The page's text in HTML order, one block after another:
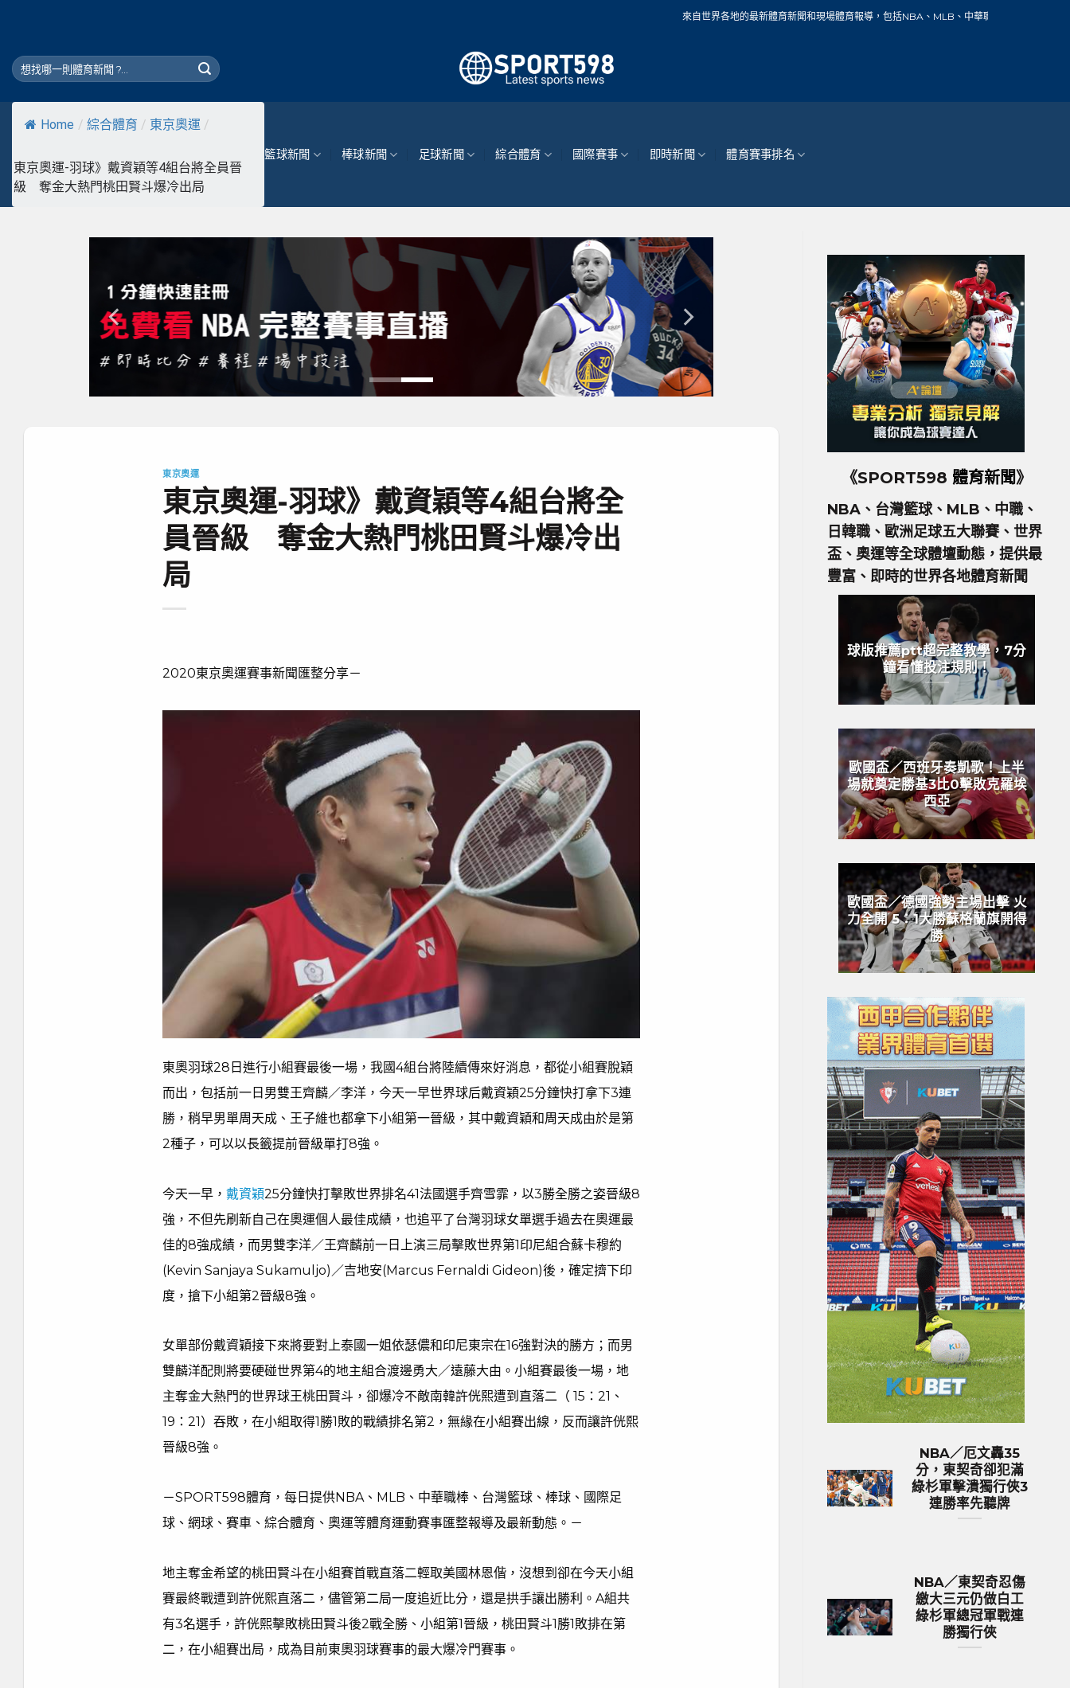
來自世界各地的最新體育新聞和現場體育報導，包括NBA、MLB、中華職棒、籃球、網球、足球、賽車、
Home / 綜合體育 / 東京奧運 /
東京奧運-羽球》戴資穎等4組台將全員晉
級 奪金大熱門桃田賢斗爆冷出局
籃球新聞 棒球新聞 足球新聞 綜合體育 國際賽事 即時新聞 體育賽事排名
東京奧運
東京奧運-羽球》戴資穎等4組台將全
員晉級 奪金大熱門桃田賢斗爆冷出
局
2020東京奧運賽事新聞匯整分享－
東奧羽球28日進行小組賽最後一場，我國4組台將陸續傳來好消息，都從小組賽脫穎
而出，包括前一日男雙王齊麟／李洋，今天一早世界球后戴資穎25分鐘快打拿下3連
勝，稍早男單周天成、王子維也都拿下小組第一晉級，其中戴資穎和周天成由於是第
2種子，可以以長籤提前晉級單打8強。
今天一早， 戴資穎25分鐘快打擊敗世界排名41法國選手齊雪霏，以3勝全勝之姿晉級8
強，不但先刷新自己在奧運個人最佳成績，也追平了台灣羽球女單選手過去在奧運最
佳的8強成績，而男雙李洋／王齊麟前一日上演三局擊敗世界第1印尼組合蘇卡穆約
(Kevin Sanjaya Sukamuljo)／吉地安(Marcus Fernaldi Gideon)後，確定擠下印
度，搶下小組第2晉級8強。
女單部份戴資穎接下來將要對上泰國一姐依瑟儂和印尼東宗在16強對決的勝方；而男
雙麟洋配則將要硬碰世界第4的地主組合渡邊勇大／遠藤大由。小組賽最後一場，地
主奪金大熱門的世界球王桃田賢斗，卻爆冷不敵南韓許侊熙遭到直落二（ 15：21、
19：21）吞敗，在小組取得1勝1敗的戰績排名第2，無緣在小組賽出線，反而讓許侊熙
晉級8強。
－SPORT598體育，每日提供NBA、MLB、中華職棒、台灣籃球、棒球、國際足
球、網球、賽車、綜合體育、奧運等體育運動賽事匯整報導及最新動態。－
地主奪金希望的桃田賢斗在小組賽首戰直落二輕取美國林恩偕，沒想到卻在今天小組
賽最終戰遭到許侊熙直落二，儘管第二局一度追近比分，還是拱手讓出勝利。A組共
有3名選手，許侊熙擊敗桃田賢斗後2戰全勝、小組第1晉級，桃田賢斗1勝1敗排在第
二，在小組賽出局，成為目前東奧羽球賽事的最大爆冷門賽事。
《SPORT598 體育新聞》
NBA、台灣籃球、MLB、中職、
日韓職、歐洲足球五大聯賽、世界
盃、奧運等全球體壇動態，提供最
豐富、即時的世界各地體育新聞
球版推薦ptt超完整教學，7分
鐘看懂投注規則！
歐國盃／西班牙奏凱歌！上半
場就奠定勝基3比0擊敗克羅埃
西亞
歐國盃／德國強勢主場出擊 火
力全開 5：1大勝蘇格蘭旗開得
勝
NBA／厄文轟35
分，東契奇卻犯滿
綠杉軍擊潰獨行俠3
連勝率先聽牌
NBA／東契奇忍傷
繳大三元仍做白工
綠杉軍總冠軍戰連
勝獨行俠